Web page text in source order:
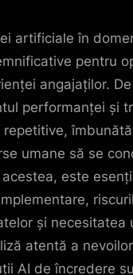
artificiale în
pentru
angajaților.
performanței și
umane să se
este
și necesitatea
atentă a
AI de încredere